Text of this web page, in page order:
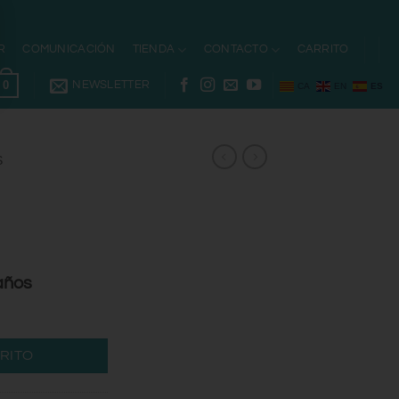
COMUNICACIÓN TIENDA CONTACTO CARRITO
0 NEWSLETTER